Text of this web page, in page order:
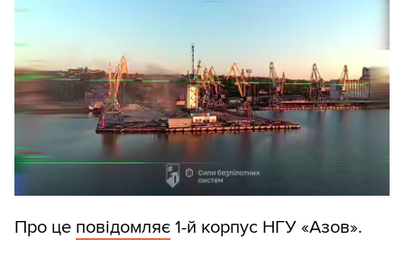
Про це повідомляє 1-й корпус НГУ «Азов».